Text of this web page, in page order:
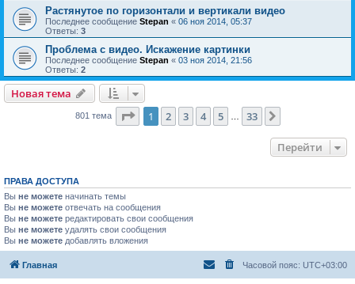
Растянутое по горизонтали и вертикали видео
Последнее сообщение Stepan « 06 ноя 2014, 05:37
Ответы: 3
Проблема с видео. Искажение картинки
Последнее сообщение Stepan « 03 ноя 2014, 21:56
Ответы: 2
Новая тема
801 тема Страница из 33
1 2 3 4 5 33
Перейти
ПРАВА ДОСТУПА
Вы не можете начинать темы
Вы не можете отвечать на сообщения
Вы не можете редактировать свои сообщения
Вы не можете удалять свои сообщения
Вы не можете добавлять вложения
Главная Часовой пояс: UTC+03:00